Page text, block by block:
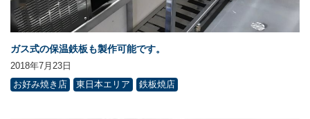
ガス式の保温鉄板も製作可能です。
2018年7月23日
お好み焼き店
東日本エリア 鉄板焼店